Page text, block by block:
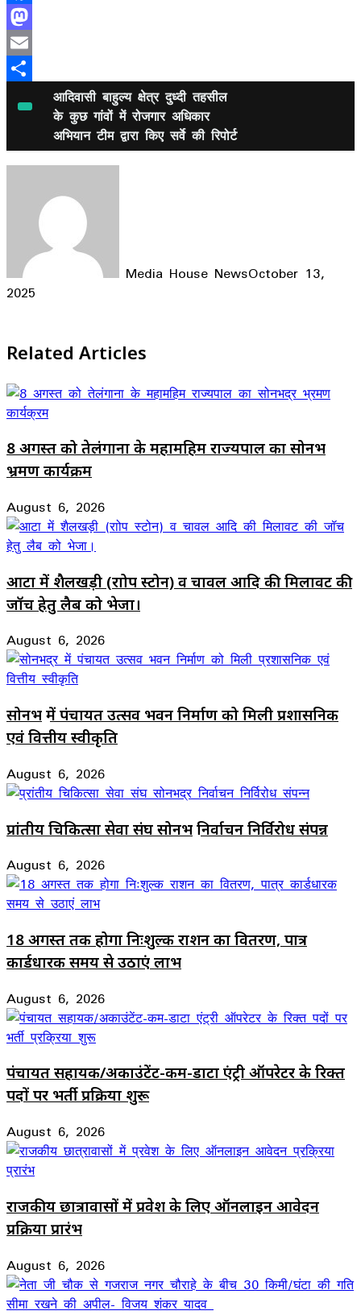
Facebook
Mastodon
Email
आदिवासी बाहुल्य क्षेत्र दुध्दी तहसील
के कुछ गांवों में रोजगार अधिकार
अभियान टीम द्वारा किए सर्वे की रिपोर्ट
Media House NewsOctober 13,
2025
Related Articles
8 अगस्त को तेलंगाना के महामहिम राज्यपाल का सोनभद्र
भ्रमण कार्यक्रम
August 6, 2026
आटा में शैलखड़ी (राोप स्टोन) व चावल आदि की मिलावट की
जॉच हेतु लैब को भेजा।
August 6, 2026
सोनभद्र में पंचायत उत्सव भवन निर्माण को मिली प्रशासनिक
एवं वित्तीय स्वीकृति
August 6, 2026
प्रांतीय चिकित्सा सेवा संघ सोनभद्र निर्वाचन निर्विरोध संपन्न
August 6, 2026
18 अगस्त तक होगा निःशुल्क राशन का वितरण, पात्र
कार्डधारक समय से उठाएं लाभ
August 6, 2026
पंचायत सहायक/अकाउंटेंट-कम-डाटा एंट्री ऑपरेटर के रिक्त
पदों पर भर्ती प्रक्रिया शुरू
August 6, 2026
राजकीय छात्रावासों में प्रवेश के लिए ऑनलाइन आवेदन
प्रक्रिया प्रारंभ
August 6, 2026